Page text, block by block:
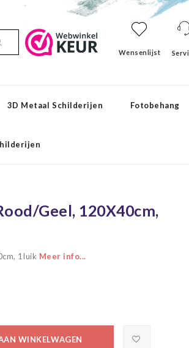
Wensenlijst
3D Metaal Schilderijen Fotobehang
Geel, 120X40cm,
1luik Meer info...
WINKELWAGEN